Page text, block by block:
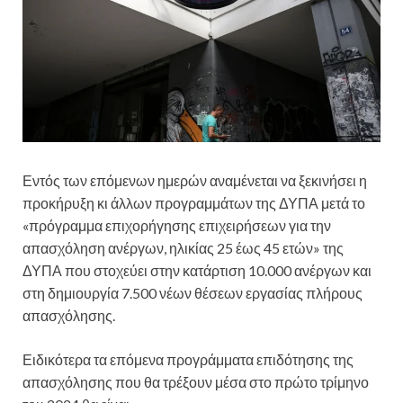
Εντός των επόμενων ημερών αναμένεται να ξεκινήσει η
προκήρυξη κι άλλων προγραμμάτων της ΔΥΠΑ μετά το
«πρόγραμμα επιχορήγησης επιχειρήσεων για την
απασχόληση ανέργων, ηλικίας 25 έως 45 ετών» της
ΔΥΠΑ που στοχεύει στην κατάρτιση 10.000 ανέργων και
στη δημιουργία 7.500 νέων θέσεων εργασίας πλήρους
απασχόλησης.
Ειδικότερα τα επόμενα προγράμματα επιδότησης της
απασχόλησης που θα τρέξουν μέσα στο πρώτο τρίμηνο